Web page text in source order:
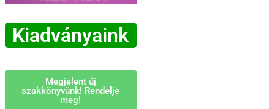
Kiadványaink
Megjelent új
szakkönyvünk! Rendelje
meg!